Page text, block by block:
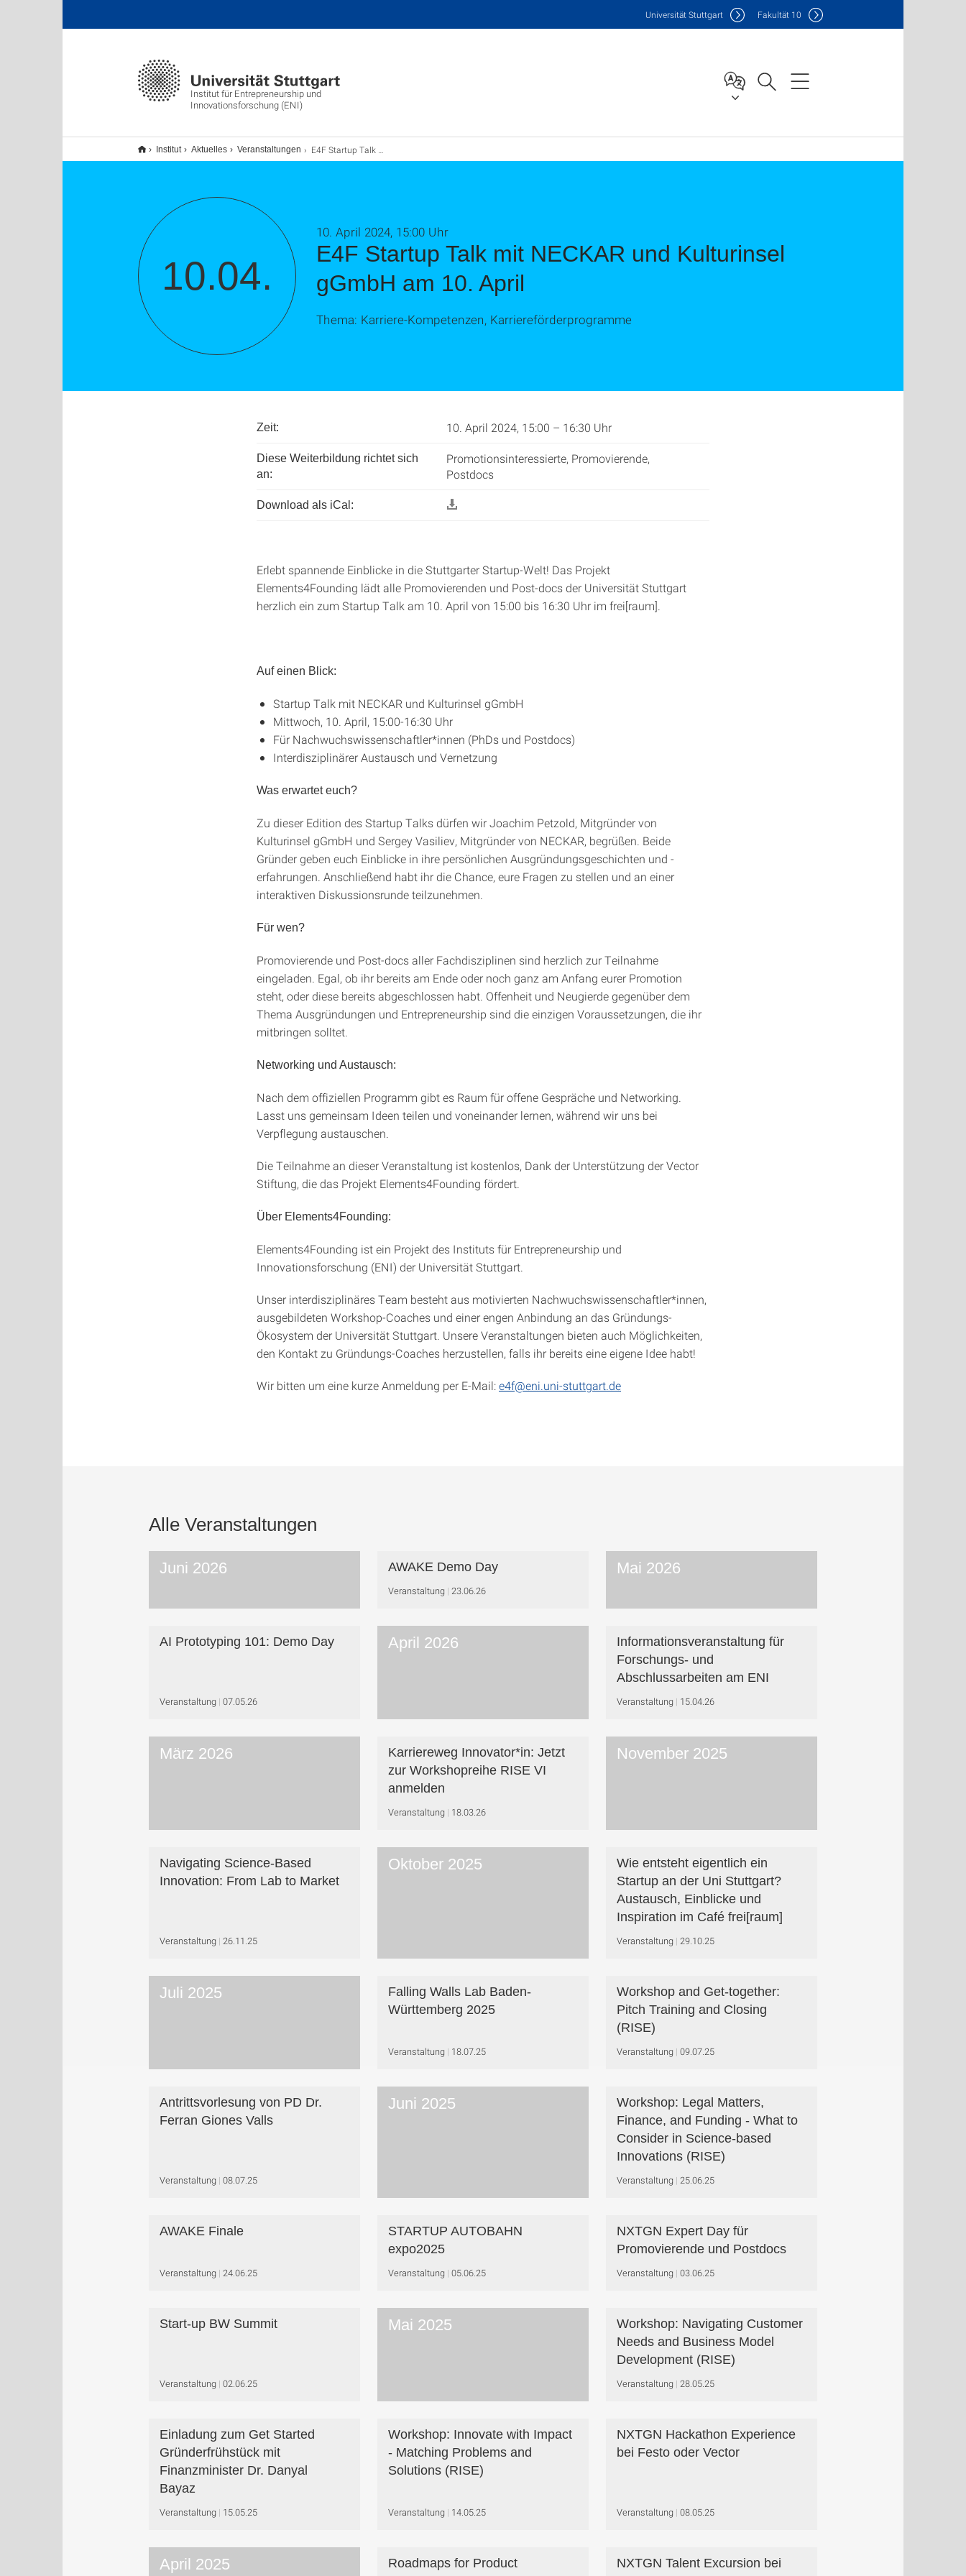
Institut für Entrepreneurship und
Innovationsforschung (ENI)
Universität Stuttgart Fakultät 10
Institut Aktuelles Veranstaltungen E4F Startup Talk mit NECKAR und Kulturinsel gGmbH am 10. April
10.04.
E4F Startup Talk mit NECKAR und Kulturinsel
gGmbH am 10. April
10. April 2024, 15:00 Uhr
Thema: Karriere-Kompetenzen, Karriereförderprogramme
Zeit: 10. April 2024, 15:00 – 16:30 Uhr
Diese Weiterbildung richtet sich
an:
Promotionsinteressierte, Promovierende,
Postdocs
Download als iCal:
Erlebt spannende Einblicke in die Stuttgarter Startup-Welt! Das Projekt
Elements4Founding lädt alle Promovierenden und Post-docs der Universität Stuttgart
herzlich ein zum Startup Talk am 10. April von 15:00 bis 16:30 Uhr im frei[raum].
Auf einen Blick:
Startup Talk mit NECKAR und Kulturinsel gGmbH
Mittwoch, 10. April, 15:00-16:30 Uhr
Für Nachwuchswissenschaftler*innen (PhDs und Postdocs)
Interdisziplinärer Austausch und Vernetzung
Was erwartet euch?
Zu dieser Edition des Startup Talks dürfen wir Joachim Petzold, Mitgründer von
Kulturinsel gGmbH und Sergey Vasiliev, Mitgründer von NECKAR, begrüßen. Beide
Gründer geben euch Einblicke in ihre persönlichen Ausgründungsgeschichten und -
erfahrungen. Anschließend habt ihr die Chance, eure Fragen zu stellen und an einer
interaktiven Diskussionsrunde teilzunehmen.
Für wen?
Promovierende und Post-docs aller Fachdisziplinen sind herzlich zur Teilnahme
eingeladen. Egal, ob ihr bereits am Ende oder noch ganz am Anfang eurer Promotion
steht, oder diese bereits abgeschlossen habt. Offenheit und Neugierde gegenüber dem
Thema Ausgründungen und Entrepreneurship sind die einzigen Voraussetzungen, die ihr
mitbringen solltet.
Networking und Austausch:
Nach dem offiziellen Programm gibt es Raum für offene Gespräche und Networking.
Lasst uns gemeinsam Ideen teilen und voneinander lernen, während wir uns bei
Verpflegung austauschen.
Die Teilnahme an dieser Veranstaltung ist kostenlos, Dank der Unterstützung der Vector
Stiftung, die das Projekt Elements4Founding fördert.
Über Elements4Founding:
Elements4Founding ist ein Projekt des Instituts für Entrepreneurship und
Innovationsforschung (ENI) der Universität Stuttgart.
Unser interdisziplinäres Team besteht aus motivierten Nachwuchswissenschaftler*innen,
ausgebildeten Workshop-Coaches und einer engen Anbindung an das Gründungs-
Ökosystem der Universität Stuttgart. Unsere Veranstaltungen bieten auch Möglichkeiten,
den Kontakt zu Gründungs-Coaches herzustellen, falls ihr bereits eine eigene Idee habt!
Wir bitten um eine kurze Anmeldung per E-Mail:e4f@eni.uni-stuttgart.de
Alle Veranstaltungen
Juni 2026 AWAKE Demo Day
Veranstaltung 23.06.26
Mai 2026
AI Prototyping 101: Demo Day
Veranstaltung 07.05.26
April 2026
Informationsveranstaltung für
Forschungs- und
Abschlussarbeiten am ENI
Veranstaltung 15.04.26
März 2026
Karriereweg Innovator*in: Jetzt
zur Workshop­reihe RISE VI
anmelden
Veranstaltung 18.03.26
November 2025
Navigating Science-Based
Innovation: From Lab to Market
Veranstaltung 26.11.25
Oktober 2025
Wie entsteht eigentlich ein
Startup an der Uni Stuttgart?
Austausch, Einblicke und
Inspiration im Café frei[raum]
Veranstaltung 29.10.25
Juli 2025
Falling Walls Lab Baden-
Württemberg 2025
Veranstaltung 18.07.25
Workshop and Get-together:
Pitch Training and Closing
(RISE)
Veranstaltung 09.07.25
Antrittsvorlesung von PD Dr.
Ferran Giones Valls
Veranstaltung 08.07.25
Juni 2025
Workshop: Legal Matters,
Finance, and Funding - What to
Consider in Science-based
Innovations (RISE)
Veranstaltung 25.06.25
AWAKE Finale
Veranstaltung 24.06.25
STARTUP AUTOBAHN
expo2025
Veranstaltung 05.06.25
NXTGN Expert Day für
Promovierende und Postdocs
Veranstaltung 03.06.25
Start-up BW Summit
Veranstaltung 02.06.25
Mai 2025
Workshop: Navigating Customer
Needs and Business Model
Development (RISE)
Veranstaltung 28.05.25
Einladung zum Get Started
Gründerfrühstück mit
Finanzminister Dr. Danyal
Bayaz
Veranstaltung 15.05.25
Workshop: Innovate with Impact
- Matching Problems and
Solutions (RISE)
Veranstaltung 14.05.25
NXTGN Hackathon Experience
bei Festo oder Vector
Veranstaltung 08.05.25
April 2025
Roadmaps for Product
NXTGN Talent Excursion bei